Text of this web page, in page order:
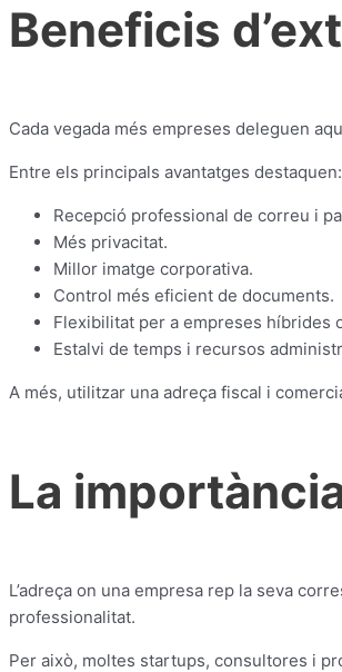
Beneficis
Cada vegada més empreses deleguen
Entre els principals avantatges destaquen:
Recepció professional de correu i
Més privacitat.
Millor imatge corporativa.
Control més eficient de documents.
Flexibilitat per a empreses híbrides
Estalvi de temps i recursos
A més, utilitzar una adreça fiscal i
La
L’adreça on una empresa rep la seva
professionalitat.
Per això, moltes startups, consultores i